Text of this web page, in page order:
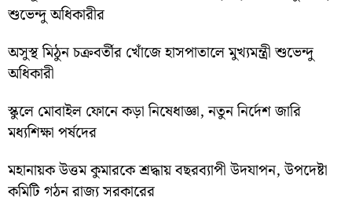
শুভেন্দু অধিকারীর
অসুস্থ মিঠুন চক্রবর্তীর খোঁজে হাসপাতালে মুখ্যমন্ত্রী শুভেন্দু
অধিকারী
স্কুলে মোবাইল ফোনে কড়া নিষেধাজ্ঞা, নতুন নির্দেশ জারি
মধ্যশিক্ষা পর্ষদের
মহানায়ক উত্তম কুমারকে শ্রদ্ধায় বছরব্যাপী উদযাপন, উপদেষ্টা
কমিটি গঠন রাজ্য সরকারের